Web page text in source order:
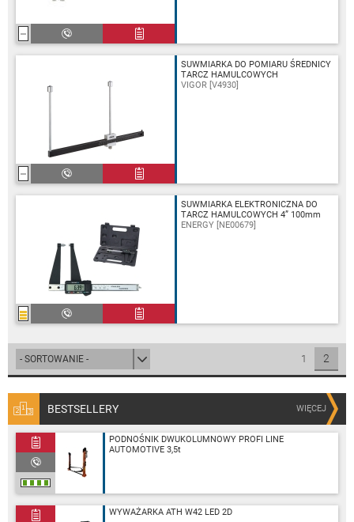
SUWMIARKA DO POMIARU ŚREDNICY
TARCZ HAMULCOWYCH
VIGOR [V4930]
SUWMIARKA ELEKTRONICZNA DO
TARCZ HAMULCOWYCH 4” 100mm
ENERGY [NE00679]
1 2
BESTSELLERY WIĘCEJ
PODNOŚNIK DWUKOLUMNOWY PROFI LINE
AUTOMOTIVE 3,5t
WYWAŻARKA ATH W42 LED 2D